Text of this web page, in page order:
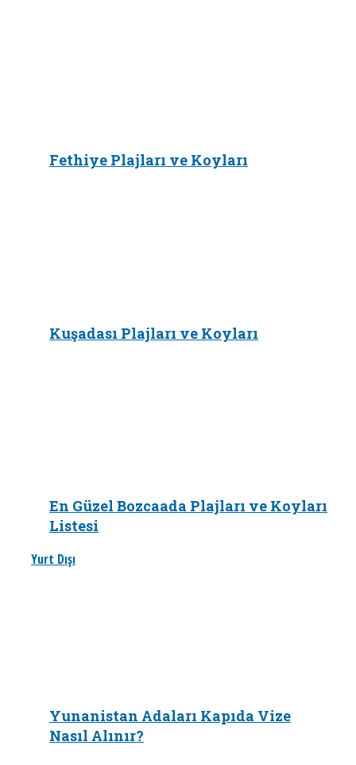
Fethiye Plajları ve Koyları
Kuşadası Plajları ve Koyları
En Güzel Bozcaada Plajları ve Koyları
Listesi
Yurt Dışı
Yunanistan Adaları Kapıda Vize
Nasıl Alınır?